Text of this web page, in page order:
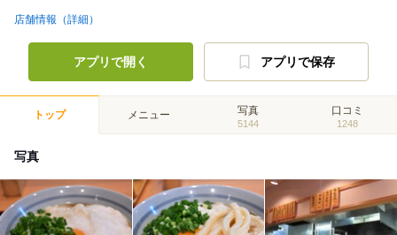
店舗情報（詳細）
アプリで開く アプリで保存
トップ メニュー 写真
5144
口コミ
1248
写真